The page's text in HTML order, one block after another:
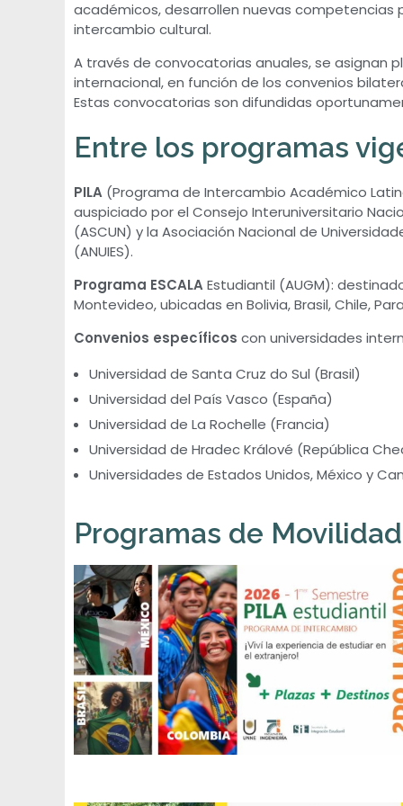
o
v
d
a
d
E
s
t
u
d
a
n
t
académicos, desarrollen nuevas competencias
intercambio cultural.
A través de convocatorias anuales, se asignan
internacional, en función de los convenios
Estas convocatorias son difundidas
Entre los programas
PILA (Programa de Intercambio Académico
auspiciado por el Consejo Interuniversitario
(ASCUN) y la Asociación Nacional de
(ANUIES).
Programa ESCALAEstudiantil (AUGM):
Montevideo, ubicadas en Bolivia, Brasil, Chile,
Convenios específicos con universidades
Universidad de Santa Cruz do Sul (Brasil)
Universidad del País Vasco (España)
Universidad de La Rochelle (Francia)
Universidad de Hradec Králové (República
Universidades de Estados Unidos, México y
Programas de